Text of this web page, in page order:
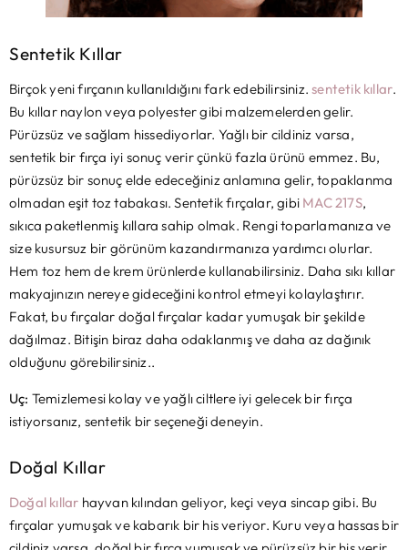
Sentetik Kıllar
Birçok yeni fırçanın kullanıldığını fark edebilirsiniz.sentetik kıllar.
Bu kıllar naylon veya polyester gibi malzemelerden gelir.
Pürüzsüz ve sağlam hissediyorlar. Yağlı bir cildiniz varsa,
sentetik bir fırça iyi sonuç verir çünkü fazla ürünü emmez. Bu,
pürüzsüz bir sonuç elde edeceğiniz anlamına gelir, topaklanma
olmadan eşit toz tabakası. Sentetik fırçalar, gibi MAC 217S,
sıkıca paketlenmiş kıllara sahip olmak. Rengi toparlamanıza ve
size kusursuz bir görünüm kazandırmanıza yardımcı olurlar.
Hem toz hem de krem ​​ürünlerde kullanabilirsiniz. Daha sıkı kıllar
makyajınızın nereye gideceğini kontrol etmeyi kolaylaştırır.
Fakat, bu fırçalar doğal fırçalar kadar yumuşak bir şekilde
dağılmaz. Bitişin biraz daha odaklanmış ve daha az dağınık
olduğunu görebilirsiniz..
Uç: Temizlemesi kolay ve yağlı ciltlere iyi gelecek bir fırça
istiyorsanız, sentetik bir seçeneği deneyin.
Doğal Kıllar
Doğal kıllar hayvan kılından geliyor, keçi veya sincap gibi. Bu
fırçalar yumuşak ve kabarık bir his veriyor. Kuru veya hassas bir